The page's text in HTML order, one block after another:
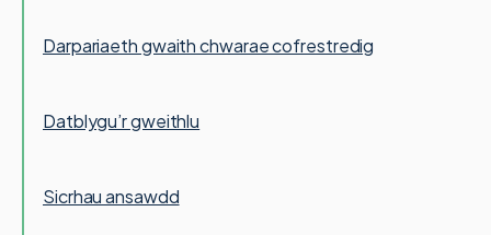
Darpariaeth gwaith chwarae cofrestredig
Datblygu’r gweithlu
Sicrhau ansawdd